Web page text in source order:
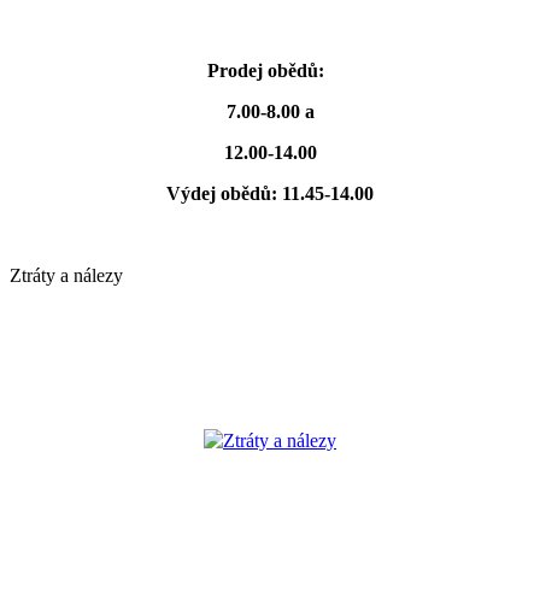
Prodej obědů:
7.00-8.00 a
12.00-14.00
Výdej obědů: 11.45-14.00
Ztráty a nálezy
Ztráty a nálezy